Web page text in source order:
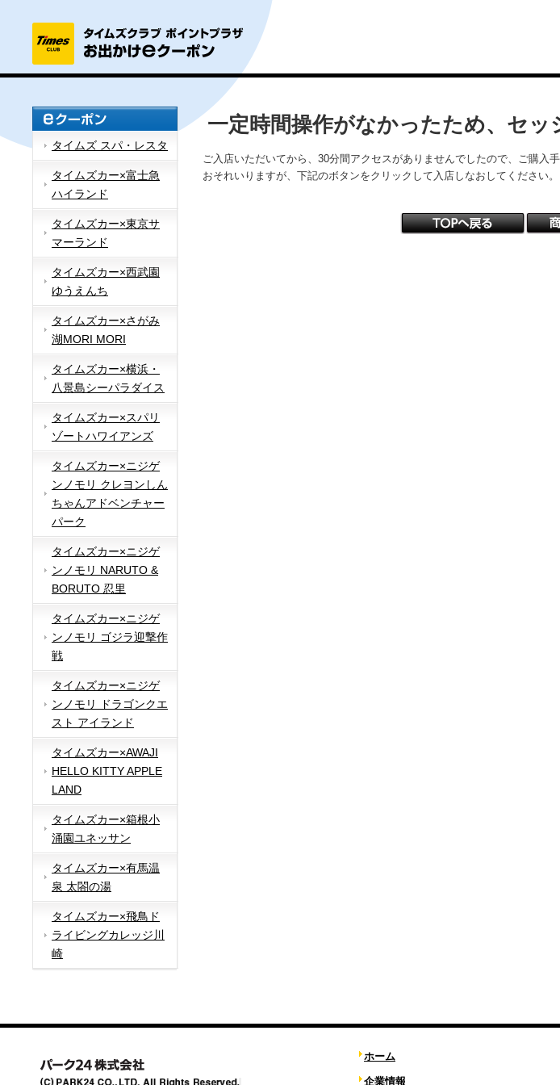
タイムズ スパ・レスタ
タイムズカー×富士急
ハイランド
タイムズカー×東京サ
マーランド
タイムズカー×西武園
ゆうえんち
タイムズカー×さがみ
湖MORI MORI
タイムズカー×横浜・
八景島シーパラダイス
タイムズカー×スパリ
ゾートハワイアンズ
タイムズカー×ニジゲ
ンノモリ クレヨンしん
ちゃんアドベンチャー
パーク
タイムズカー×ニジゲ
ンノモリ NARUTO &
BORUTO 忍里
タイムズカー×ニジゲ
ンノモリ ゴジラ迎撃作
戦
タイムズカー×ニジゲ
ンノモリ ドラゴンクエ
スト アイランド
タイムズカー×AWAJI
HELLO KITTY APPLE
LAND
タイムズカー×箱根小
涌園ユネッサン
タイムズカー×有馬温
泉 太閤の湯
タイムズカー×飛鳥ド
ライビングカレッジ川
崎
一定時間操作がなかったため、セッ
ご入店いただいてから、30分間アクセスがありませんでしたので、ご購入
おそれいりますが、下記のボタンをクリックして入店しなおしてください。
ホーム
企業情報